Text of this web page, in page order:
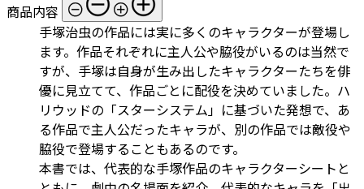
商品内容
手塚治虫の作品には実に多くのキャラクターが登場し
ます。作品それぞれに主人公や脇役がいるのは当然で
すが、手塚は自身が生み出したキャラクターたちを俳
優に見立てて、作品ごとに配役を決めていました。ハ
リウッドの「スターシステム」に基づいた発想で、あ
る作品で主人公だったキャラが、別の作品では敵役や
脇役で登場することもあるのです。
本書では、代表的な手塚作品のキャラクターシートと